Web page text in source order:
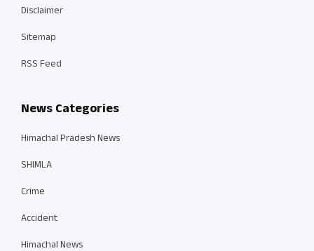
Disclaimer
Sitemap
RSS Feed
News Categories
Himachal Pradesh News
SHIMLA
Crime
Accident
Himachal News